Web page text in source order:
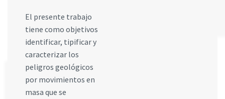
El presente trabajo
tiene como objetivos
identificar, tipificar y
caracterizar los
peligros geológicos
por movimientos en
masa que se